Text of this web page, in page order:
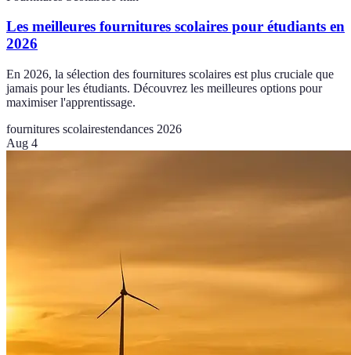
Les meilleures fournitures scolaires pour étudiants en
2026
En 2026, la sélection des fournitures scolaires est plus cruciale que
jamais pour les étudiants. Découvrez les meilleures options pour
maximiser l'apprentissage.
fournitures scolairestendances 2026
Aug 4